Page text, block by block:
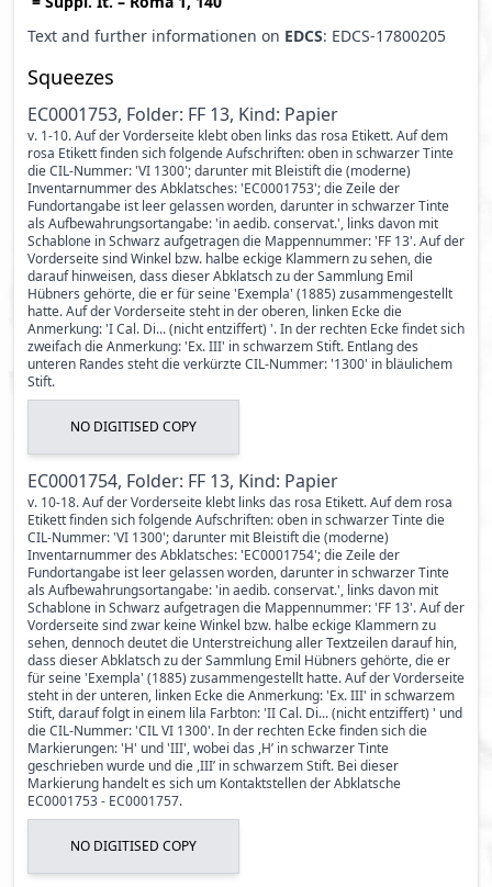
Text and further informationen on EDCS: EDCS-17800205
Squeezes
EC0001753, Folder: FF 13, Kind: Papier
v. 1-10. Auf der Vorderseite klebt oben links das rosa Etikett. Auf dem
rosa Etikett finden sich folgende Aufschriften: oben in schwarzer Tinte
die CIL-Nummer: 'VI 1300'; darunter mit Bleistift die (moderne)
Inventarnummer des Abklatsches: 'EC0001753'; die Zeile der
Fundortangabe ist leer gelassen worden, darunter in schwarzer Tinte
als Aufbewahrungsortangabe: 'in aedib. conservat.', links davon mit
Schablone in Schwarz aufgetragen die Mappennummer: 'FF 13'. Auf der
Vorderseite sind Winkel bzw. halbe eckige Klammern zu sehen, die
darauf hinweisen, dass dieser Abklatsch zu der Sammlung Emil
Hübners gehörte, die er für seine 'Exempla' (1885) zusammengestellt
hatte. Auf der Vorderseite steht in der oberen, linken Ecke die
Anmerkung: 'I Cal. Di... (nicht entziffert) '. In der rechten Ecke findet sich
zweifach die Anmerkung: 'Ex. III' in schwarzem Stift. Entlang des
unteren Randes steht die verkürzte CIL-Nummer: '1300' in bläulichem
Stift.
NO DIGITISED COPY
EC0001754, Folder: FF 13, Kind: Papier
v. 10-18. Auf der Vorderseite klebt links das rosa Etikett. Auf dem rosa
Etikett finden sich folgende Aufschriften: oben in schwarzer Tinte die
CIL-Nummer: 'VI 1300'; darunter mit Bleistift die (moderne)
Inventarnummer des Abklatsches: 'EC0001754'; die Zeile der
Fundortangabe ist leer gelassen worden, darunter in schwarzer Tinte
als Aufbewahrungsortangabe: 'in aedib. conservat.', links davon mit
Schablone in Schwarz aufgetragen die Mappennummer: 'FF 13'. Auf der
Vorderseite sind zwar keine Winkel bzw. halbe eckige Klammern zu
sehen, dennoch deutet die Unterstreichung aller Textzeilen darauf hin,
dass dieser Abklatsch zu der Sammlung Emil Hübners gehörte, die er
für seine 'Exempla' (1885) zusammengestellt hatte. Auf der Vorderseite
steht in der unteren, linken Ecke die Anmerkung: 'Ex. III' in schwarzem
Stift, darauf folgt in einem lila Farbton: 'II Cal. Di... (nicht entziffert) ' und
die CIL-Nummer: 'CIL VI 1300'. In der rechten Ecke finden sich die
Markierungen: 'H' und 'III', wobei das ,H’ in schwarzer Tinte
geschrieben wurde und die ,III’ in schwarzem Stift. Bei dieser
Markierung handelt es sich um Kontaktstellen der Abklatsche
EC0001753 - EC0001757.
NO DIGITISED COPY